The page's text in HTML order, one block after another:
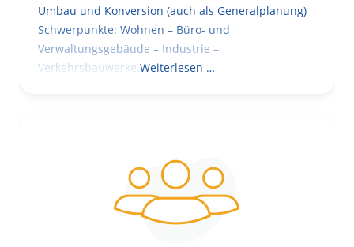
Umbau und Konversion (auch als Generalplanung)
Schwerpunkte: Wohnen – Büro- und
Verwaltungsgebäude – Industrie –
Verkehrsbauwerke. Weiterlesen …